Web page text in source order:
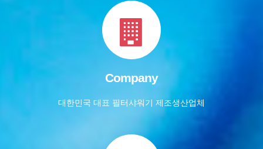
Company
대한민국 대표 필터샤워기 제조생산업체